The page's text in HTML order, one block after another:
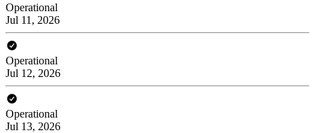
Operational
Jul 11, 2026
Operational
Jul 12, 2026
Operational
Jul 13, 2026